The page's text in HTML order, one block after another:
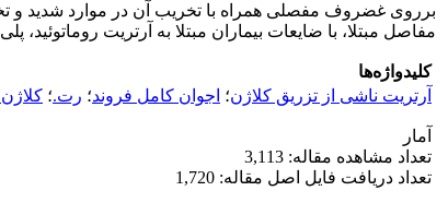
برروی غضروف مفصلی همراه با تخریب آن در موارد شدید
مفاصل مبتلا، با ضایعات بیماران مبتلا به آرتریت
کلیدواژه‌ها
آرتریت ناشی از تزریق کلاژن؛ اجوان کامل فروند؛ ‌رت.؛ ‌کلاژن
آمار
تعداد مشاهده مقاله: 3,113
تعداد دریافت فایل اصل مقاله: 1,720